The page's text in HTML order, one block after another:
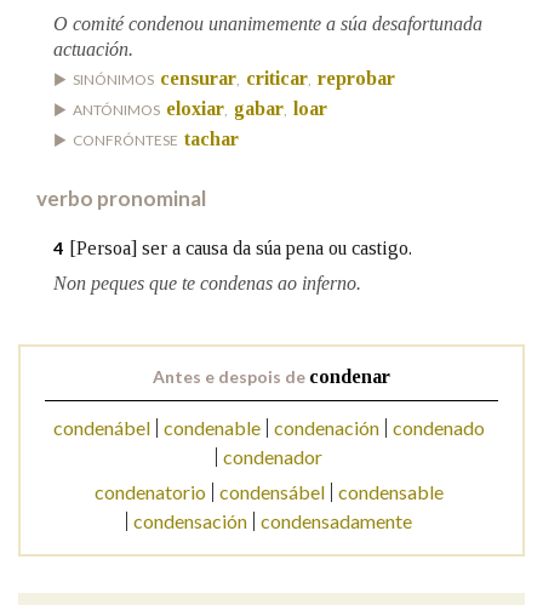
Na fraseoloxía
Marcas gramaticais
O comité condenou unanimemente a súa desafortunada
actuación.
SINÓNIMOS censurar, criticar, reprobar
ANTÓNIMOS eloxiar, gabar, loar
CONFRÓNTESE tachar
verbo pronominal
4 [Persoa] ser a causa da súa pena ou castigo.
Non peques que te condenas ao inferno.
Antes e despois de condenar
condenábel condenable condenación
condenado
condenador
condenatorio
condensábel
condensable
condensación
condensadamente